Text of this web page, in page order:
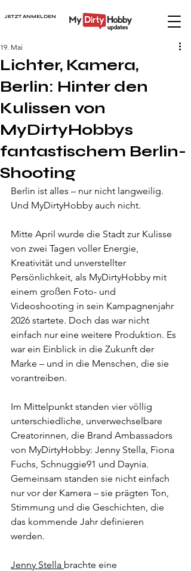
JETZT ANMELDEN
Lichter, Kamera,
Berlin: Hinter den
Kulissen von
MyDirtyHobbys
fantastischem Berlin-
Shooting
19. Mai
Berlin ist alles – nur nicht langweilig.
Und MyDirtyHobby auch nicht.
Mitte April wurde die Stadt zur Kulisse
von zwei Tagen voller Energie,
Kreativität und unverstellter
Persönlichkeit, als MyDirtyHobby mit
einem großen Foto- und
Videoshooting in sein Kampagnenjahr
2026 startete. Doch das war nicht
einfach nur eine weitere Produktion. Es
war ein Einblick in die Zukunft der
Marke – und in die Menschen, die sie
vorantreiben.
Im Mittelpunkt standen vier völlig
unterschiedliche, unverwechselbare
Creatorinnen, die Brand Ambassadors
von MyDirtyHobby: Jenny Stella, Fiona
Fuchs, Schnuggie91 und Daynia.
Gemeinsam standen sie nicht einfach
nur vor der Kamera – sie prägten Ton,
Stimmung und die Geschichten, die
das kommende Jahr definieren
werden.
Jenny Stella brachte eine